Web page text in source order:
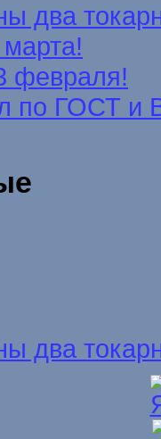
два
февраля!
по ГОСТ и
два